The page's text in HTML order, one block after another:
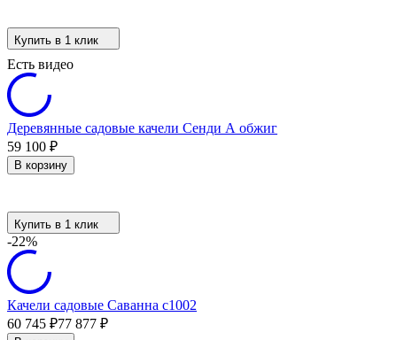
Купить в 1 клик
Есть видео
Деревянные садовые качели Сенди А обжиг
59 100 ₽
В корзину
Купить в 1 клик
-22%
Качели садовые Саванна с1002
60 745 ₽77 877 ₽